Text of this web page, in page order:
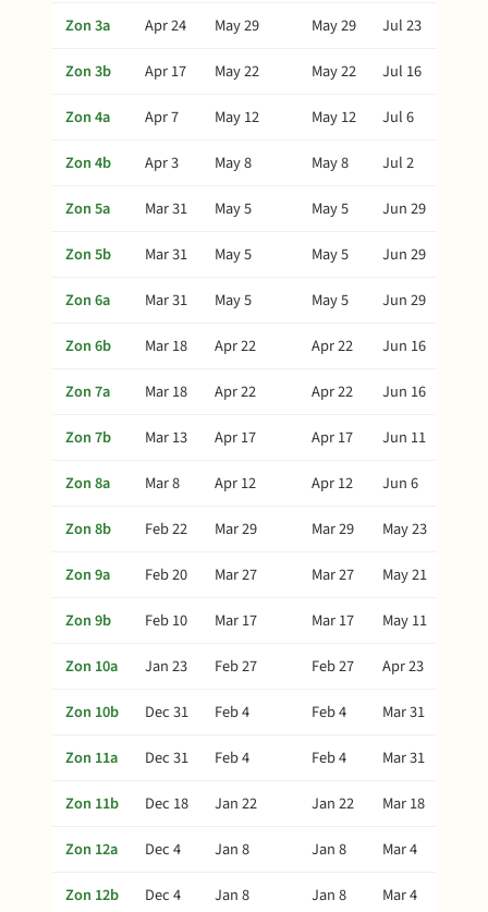
Zon 3a
Apr 24 May 29 May 29
Jul 23
Zon 3b
Apr 17 May 22 May 22
Jul 16
Zon 4a
Apr 7 May 12 May 12
Jul 6
Zon 4b
Apr 3 May 8 May 8
Jul 2
Zon 5a
Mar 31 May 5 May 5
Jun 29
Zon 5b
Mar 31 May 5 May 5
Jun 29
Zon 6a
Mar 31 May 5 May 5
Jun 29
Zon 6b
Mar 18 Apr 22 Apr 22
Jun 16
Zon 7a
Mar 18 Apr 22 Apr 22
Jun 16
Zon 7b
Mar 13 Apr 17 Apr 17
Jun 11
Zon 8a
Mar 8 Apr 12 Apr 12
Jun 6
Zon 8b
Feb 22 Mar 29 Mar 29
May 23
Zon 9a
Feb 20 Mar 27 Mar 27
May 21
Zon 9b
Feb 10 Mar 17 Mar 17
May 11
Zon 10a
Jan 23 Feb 27 Feb 27
Apr 23
Zon 10b
Dec 31 Feb 4 Feb 4
Mar 31
Zon 11a
Dec 31 Feb 4 Feb 4
Mar 31
Zon 11b
Dec 18 Jan 22 Jan 22
Mar 18
Zon 12a
Dec 4 Jan 8 Jan 8
Mar 4
Zon 12b
Dec 4 Jan 8 Jan 8 Mar 4